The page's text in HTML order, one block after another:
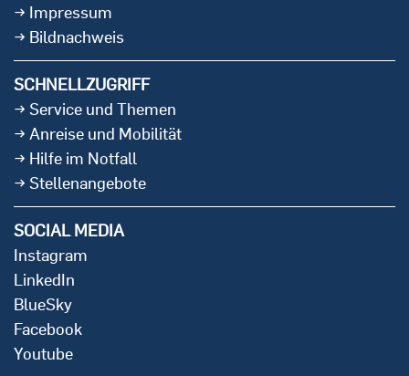
Impressum
Bildnachweis
SCHNELLZUGRIFF
Service und Themen
Anreise und Mobilität
Hilfe im Notfall
Stellenangebote
SOCIAL MEDIA
Instagram
LinkedIn
BlueSky
Facebook
Youtube